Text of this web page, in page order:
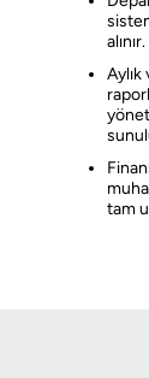
alınır.
Aylık
tam